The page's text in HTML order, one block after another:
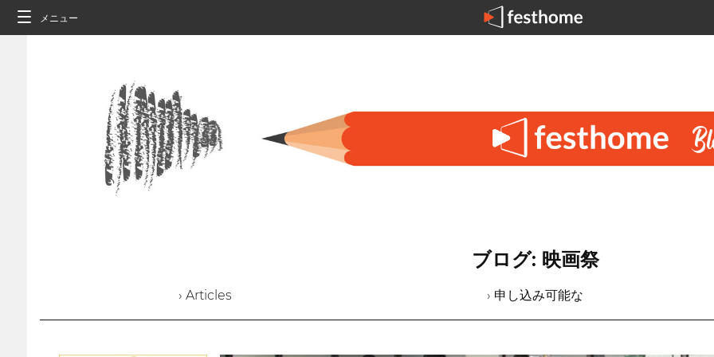
メニュー
ブログ: 映画祭
› Articles › 申し込み可能な